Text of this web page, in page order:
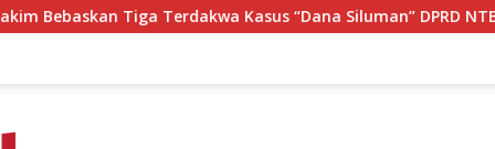
Kasus “Dana Siluman” DPRD NTB, Kuasa Hukum: